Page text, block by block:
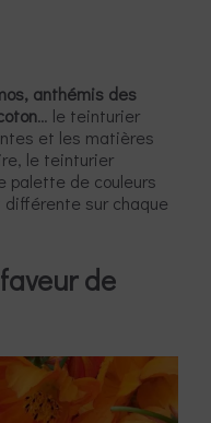
anthémis des
… le teinturier
et les matières
le teinturier
palette de couleurs
sur chaque
de